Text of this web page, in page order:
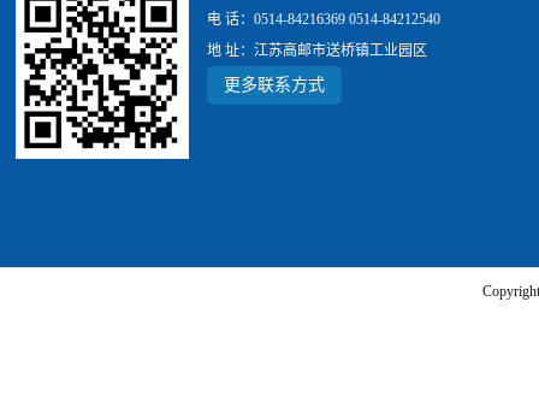
电 话：0514-84216369 0514-84212540
地 址：江苏高邮市送桥镇工业园区
更多联系方式